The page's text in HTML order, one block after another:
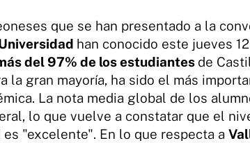
que se han presentado a la
han conocido este jueves
del 97% de los estudiantes de
la gran mayoría, ha sido el más
La nota media global de los
lo que vuelve a constatar que el
"excelente". En lo que respecta a